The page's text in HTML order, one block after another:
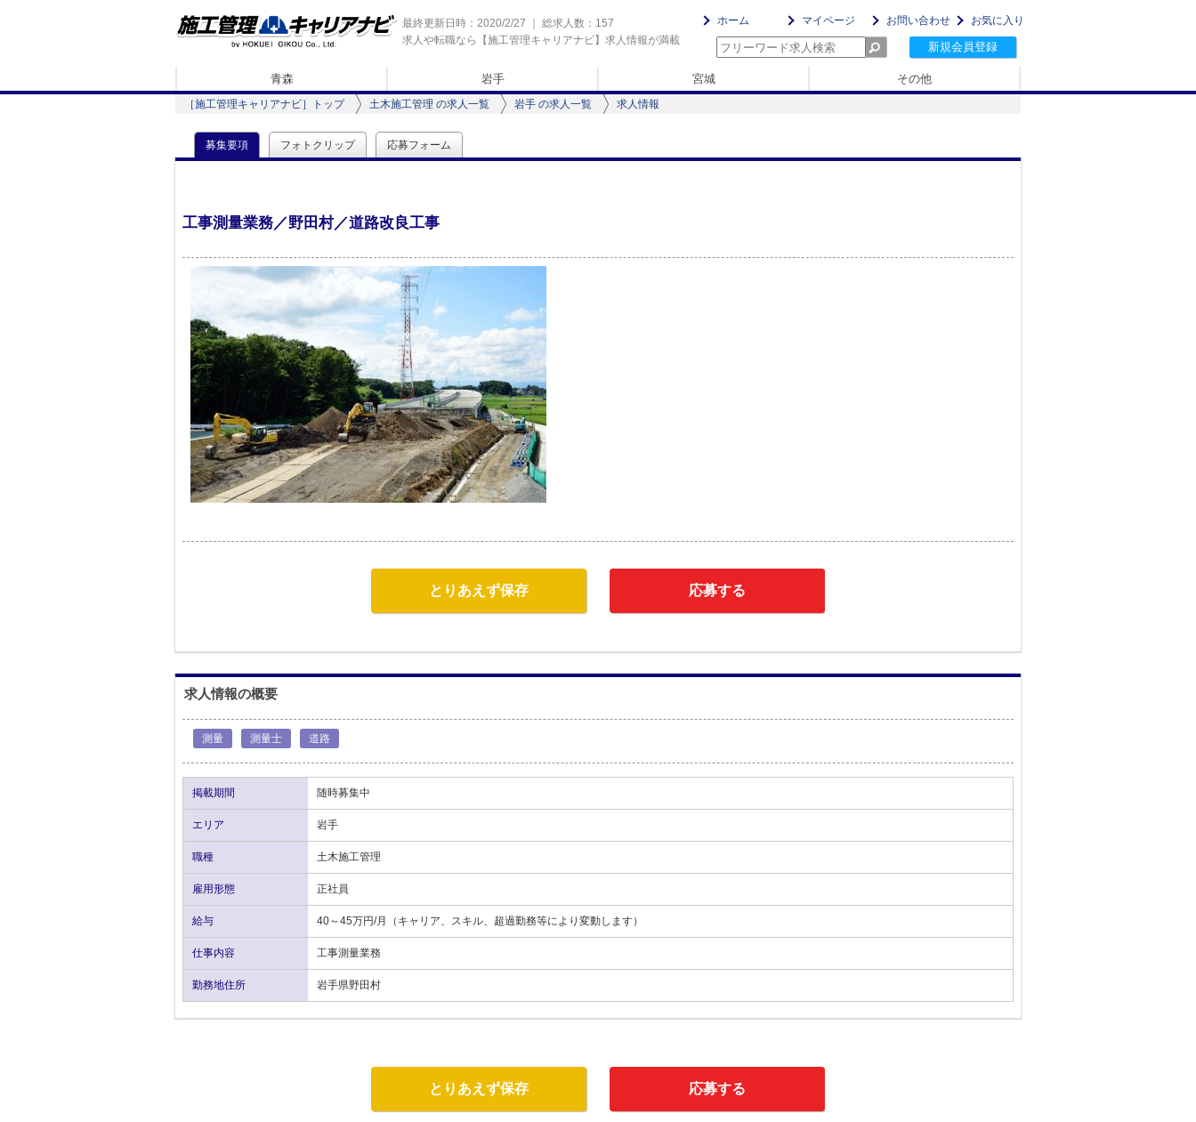
求人や転職なら【施工管理キャリアナビ】求人情報が満載
最終更新日時：2020/2/27 ｜ 総求人数：157 ホーム マイページ お問い合わせ お気に入り
新規会員登録
青森 岩手 宮城 その他
［施工管理キャリアナビ］トップ 土木施工管理 の求人一覧 岩手 の求人一覧 求人情報
募集要項 フォトクリップ 応募フォーム
工事測量業務／野田村／道路改良工事
とりあえず保存 応募する
求人情報の概要
測量 測量士 道路
掲載期間 随時募集中
エリア 岩手
職種 土木施工管理
雇用形態 正社員
給与 40～45万円/月（キャリア、スキル、超過勤務等により変動します）
仕事内容 工事測量業務
勤務地住所 岩手県野田村
とりあえず保存 応募する